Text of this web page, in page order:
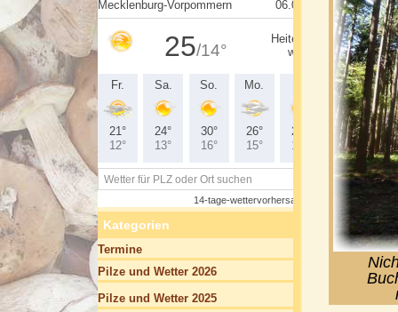
Kategorien
Termine
Pilze und Wetter 2026
Pilze und Wetter 2025